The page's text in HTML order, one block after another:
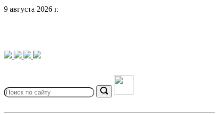
9 августа 2026 г.
for:
Search